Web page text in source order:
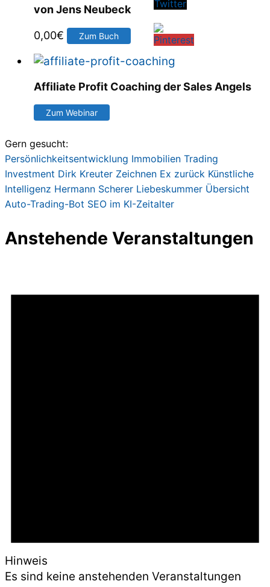
von Jens Neubeck
0,00€ Zum Buch
Affiliate Profit Coaching der Sales Angels
Zum Webinar
Gern gesucht:
Persönlichkeitsentwicklung Immobilien Trading
Investment Dirk Kreuter Zeichnen Ex zurück Künstliche
Intelligenz Hermann Scherer Liebeskummer Übersicht
Auto-Trading-Bot SEO im KI-Zeitalter
Anstehende Veranstaltungen
Hinweis
Es sind keine anstehenden Veranstaltungen